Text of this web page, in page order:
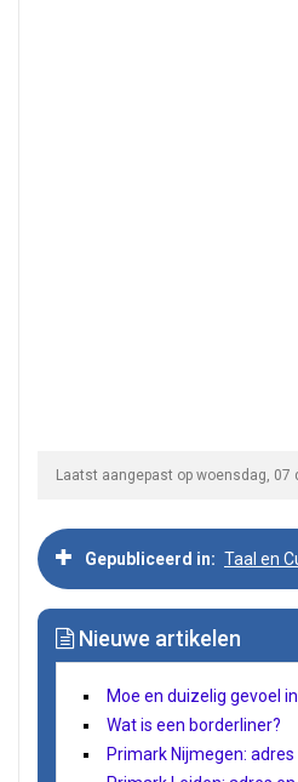
Laatst aangepast op woensdag, 07
Gepubliceerd in Taal en
Nieuwe artikelen
Moe en duizelig gevoel
Wat is een borderliner?
Primark Nijmegen: